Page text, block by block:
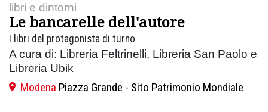
libri e dintorni
Le bancarelle dell'autore
I libri del protagonista di turno
A cura di: Libreria Feltrinelli, Libreria San Paolo e
Libreria Ubik
Modena Piazza Grande - Sito Patrimonio Mondiale